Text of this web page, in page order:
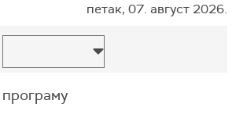
петак, 07. август 2026.